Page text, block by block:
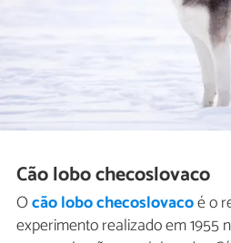
Cão lobo checoslovaco
Ocão lobo checoslovacoé o
experimento realizado em 1955